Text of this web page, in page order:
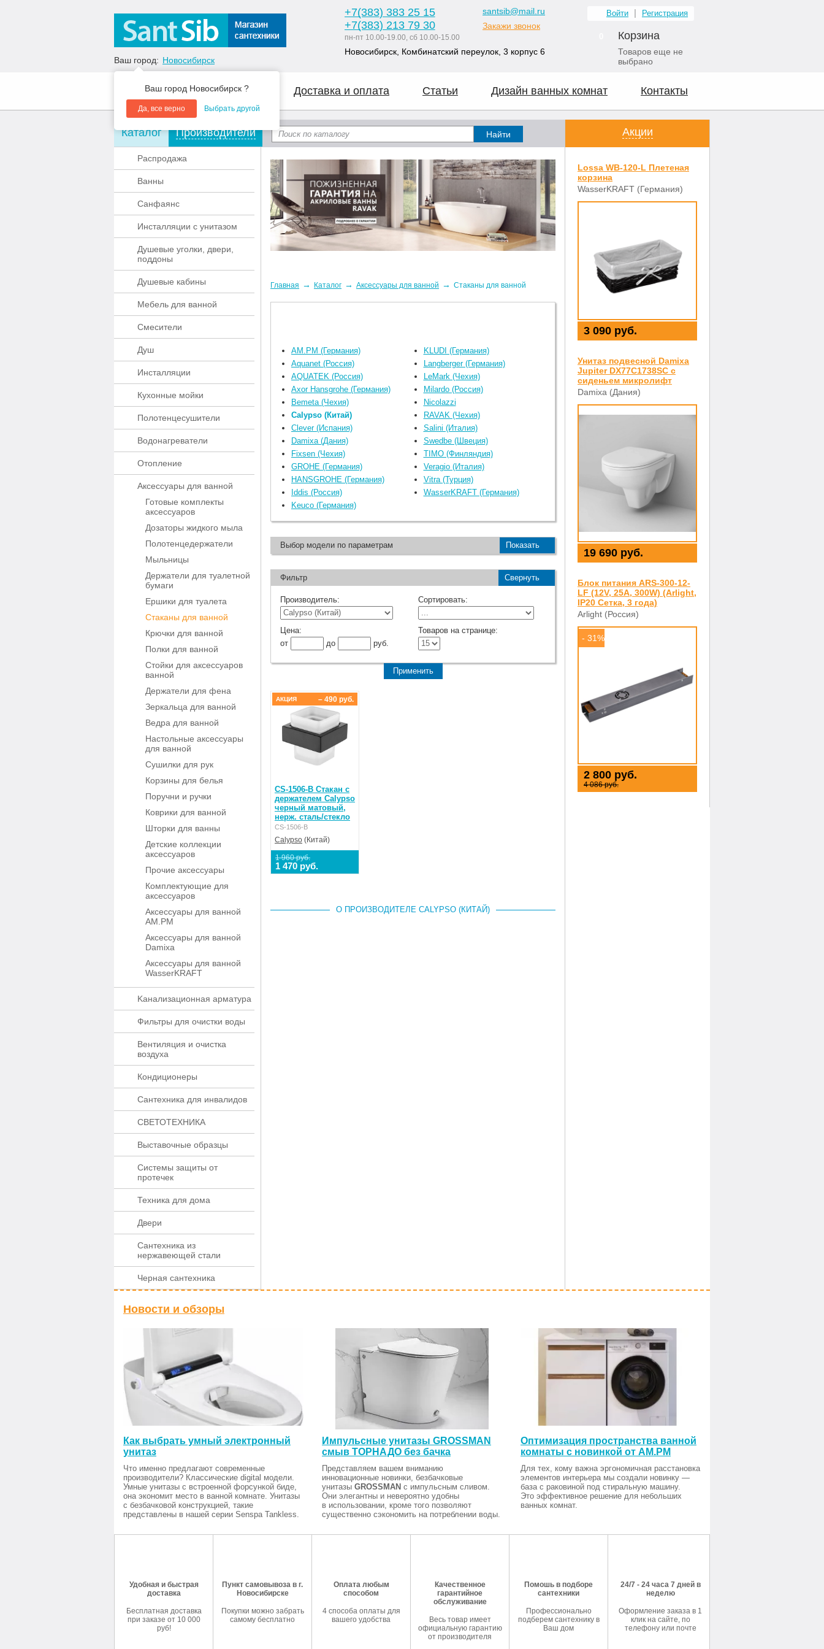
Ваш город: Новосибирск
Ваш город Новосибирск ?
Да, все верно Выбрать другой
+7(383) 383 25 15
+7(383) 213 79 30
пн-пт 10.00-19.00, сб 10.00-15.00
santsib@mail.ru
Закажи звонок
Новосибирск, Комбинатский переулок, 3 корпус 6
Войти Регистрация
Корзина
Товаров еще не
выбрано
О компании Акции Доставка и оплата Статьи Дизайн ванных комнат Контакты
Каталог Производители
Распродажа
Ванны
Санфаянс
Инсталляции с унитазом
Душевые уголки, двери,
поддоны
Душевые кабины
Мебель для ванной
Смесители
Душ
Инсталляции
Кухонные мойки
Полотенцесушители
Водонагреватели
Отопление
Аксессуары для ванной
Готовые комплекты
аксессуаров
Дозаторы жидкого мыла
Полотенцедержатели
Мыльницы
Держатели для туалетной
бумаги
Ершики для туалета
Стаканы для ванной
Крючки для ванной
Полки для ванной
Стойки для аксессуаров
ванной
Держатели для фена
Зеркальца для ванной
Ведра для ванной
Настольные аксессуары
для ванной
Сушилки для рук
Корзины для белья
Поручни и ручки
Коврики для ванной
Шторки для ванны
Детские коллекции
аксессуаров
Прочие аксессуары
Комплектующие для
аксессуаров
Аксессуары для ванной
AM.PM
Аксессуары для ванной
Damixa
Аксессуары для ванной
WasserKRAFT
Kaнaлизaционнaя apматypa
Фильтры для очистки воды
Вентиляция и очистка
воздуха
Кондиционеры
Сантехника для инвалидов
СВЕТОТЕХНИКА
Выставочные образцы
Системы защиты от
протечек
Техника для дома
Двери
Сантехника из
нержавеющей стали
Черная сантехника
Главная → Каталог → Аксессуары для ванной → Стаканы для ванной
AM.PM (Германия)
Aquanet (Россия)
AQUATEK (Россия)
Axor Hansgrohe (Германия)
Bemeta (Чехия)
Calypso (Китай)
Clever (Испания)
Damixa (Дания)
Fixsen (Чехия)
GROHE (Германия)
HANSGROHE (Германия)
Iddis (Россия)
Keuco (Германия)
KLUDI (Германия)
Langberger (Германия)
LeMark (Чехия)
Milardo (Россия)
Nicolazzi
RAVAK (Чехия)
Salini (Италия)
Swedbe (Швеция)
TIMO (Финляндия)
Veragio (Италия)
Vitra (Турция)
WasserKRAFT (Германия)
Выбор модели по параметрам Показать
Фильтр Свернуть
Производитель: Сортировать:
Цена:
от
до руб.
Товаров на странице:
CS-1506-B Стакан с
держателем Calypso
черный матовый,
нерж. сталь/стекло
CS-1506-B
Calypso (Китай)
1 960 руб.
1 470 руб.
– 490 руб.
АКЦИЯ
О ПРОИЗВОДИТЕЛЕ CALYPSO (КИТАЙ)
Акции
Lossa WB-120-L Плетеная
корзина
WasserKRAFT (Германия)
3 090 руб.
Унитаз подвесной Damixa
Jupiter DX77C1738SC с
сиденьем микролифт
Damixa (Дания)
19 690 руб.
Блок питания ARS-300-12-
LF (12V, 25A, 300W) (Arlight,
IP20 Сетка, 3 года)
Arlight (Россия)
- 31%
2 800 руб.
4 086 руб.
Новости и обзоры
Как выбрать умный электронный
унитаз
Что именно предлагают современные
производители? Классические digital модели.
Умные унитазы с встроенной форсункой биде,
она экономит место в ванной комнате. Унитазы
с безбачковой конструкцией, такие
представлены в нашей серии Senspa Tankless.
Импульсные унитазы GROSSMAN
смыв ТОРНАДО без бачка
Представляем вашем вниманию
инновационные новинки, безбачковые
унитазы GROSSMAN с импульсным сливом.
Они элегантны и невероятно удобны
в использовании, кроме того позволяют
существенно сэкономить на потреблении воды.
Оптимизация пространства ванной
комнаты с новинкой от AM.PM
Для тех, кому важна эргономичная расстановка
элементов интерьера мы создали новинку —
база с раковиной под стиральную машину.
Это эффективное решение для небольших
ванных комнат.
Удобная и быстрая
доставка
Бесплатная доставка
при заказе от 10 000
руб!
Пункт самовывоза в г.
Новосибирске
Покупки можно забрать
самому бесплатно
Оплата любым
способом
4 способа оплаты для
вашего удобства
Качественное
гарантийное
обслуживание
Весь товар имеет
официальную гарантию
от производителя
Помошь в подборе
сантехники
Профессионально
подберем сантехнику в
Ваш дом
24/7 - 24 часа 7 дней в
неделю
Оформление заказа в 1
клик на сайте, по
телефону или почте